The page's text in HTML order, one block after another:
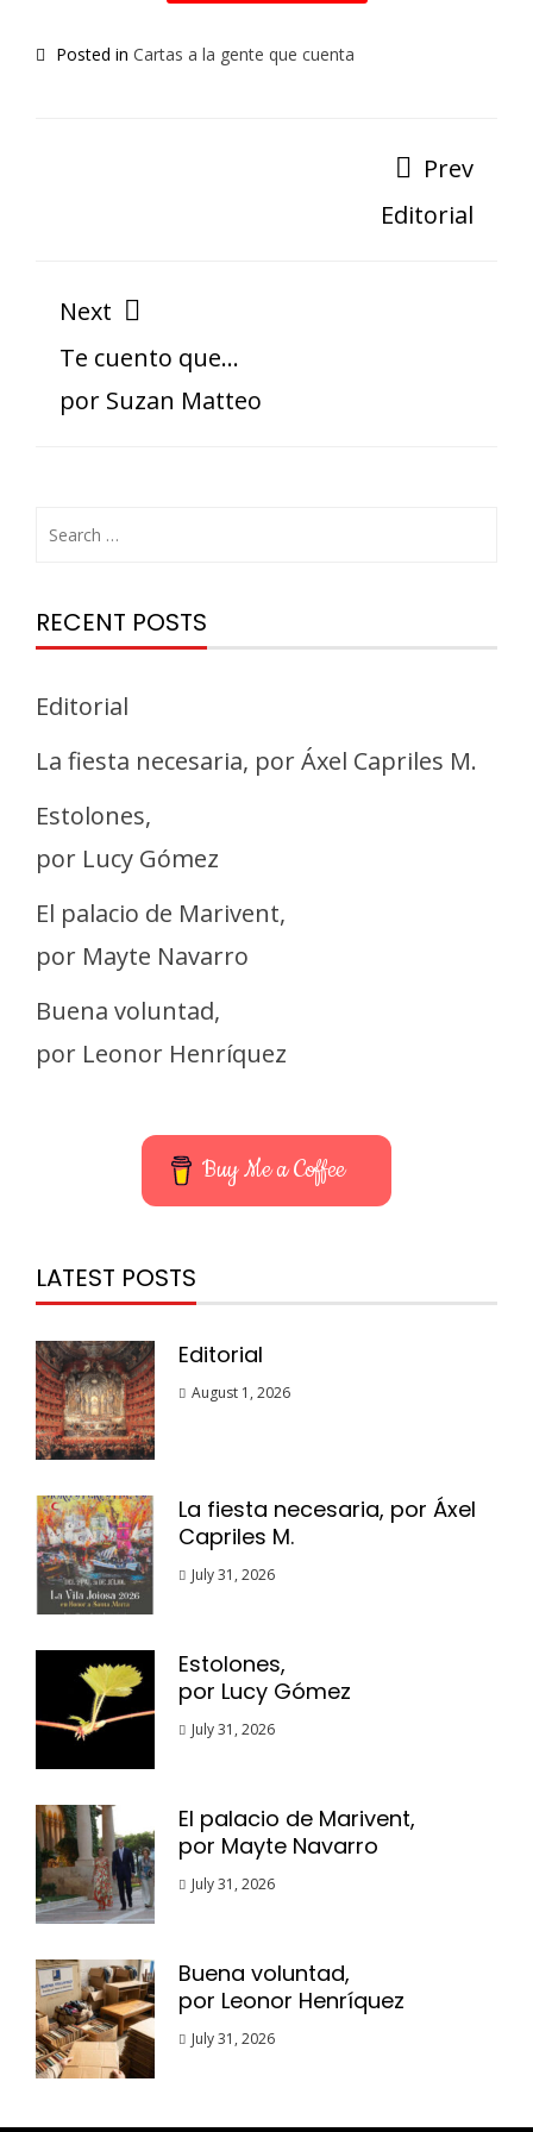
Posted in Cartas a la gente que cuenta
Prev
Editorial
Next
Te cuento que…
por Suzan Matteo
RECENT POSTS
Editorial
La fiesta necesaria, por Áxel Capriles M.
Estolones,
por Lucy Gómez
El palacio de Marivent,
por Mayte Navarro
Buena voluntad,
por Leonor Henríquez
Buy Me a Coffee
LATEST POSTS
Editorial
August 1, 2026
La fiesta necesaria, por Áxel
Capriles M.
July 31, 2026
Estolones,
por Lucy Gómez
July 31, 2026
El palacio de Marivent,
por Mayte Navarro
July 31, 2026
Buena voluntad,
por Leonor Henríquez
July 31, 2026